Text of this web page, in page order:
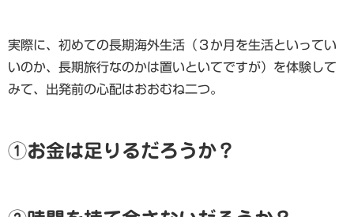
実際に、初めての長期海外生活（３か月を生活といってい
いのか、長期旅行なのかは置いといてですが）を体験して
みて、出発前の心配はおおむね二つ。
①お金は足りるだろうか？